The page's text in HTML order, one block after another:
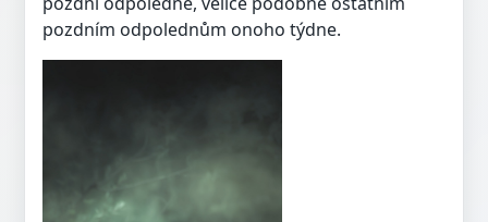
pozdním odpolednům onoho týdne.